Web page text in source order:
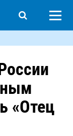
«Отец